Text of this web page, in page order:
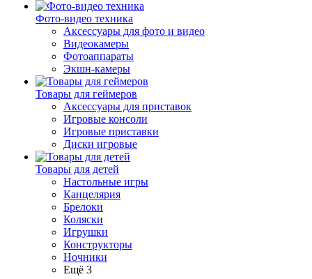
Фото-видео техника
Аксессуары для фото и видео
Видеокамеры
Фотоаппараты
Экшн-камеры
Товары для геймеров
Аксессуары для приставок
Игровые консоли
Игровые приставки
Диски игровые
Товары для детей
Настольные игры
Канцелярия
Брелоки
Коляски
Игрушки
Конструкторы
Ночники
Ещё 3